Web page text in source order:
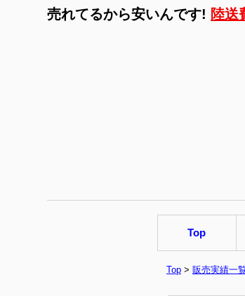
売れてるから安いんです! 陸送
Top
Top > 販売実績一